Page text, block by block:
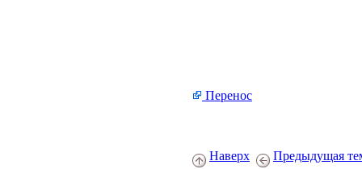
Перенос
Наверх Предыдущая